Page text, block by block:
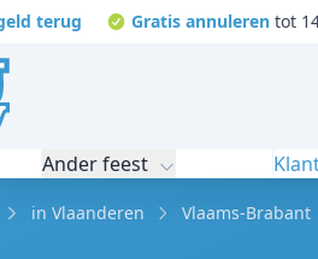
terug Gratis annuleren tot
Ander feest
in Vlaanderen Vlaams-Brabant